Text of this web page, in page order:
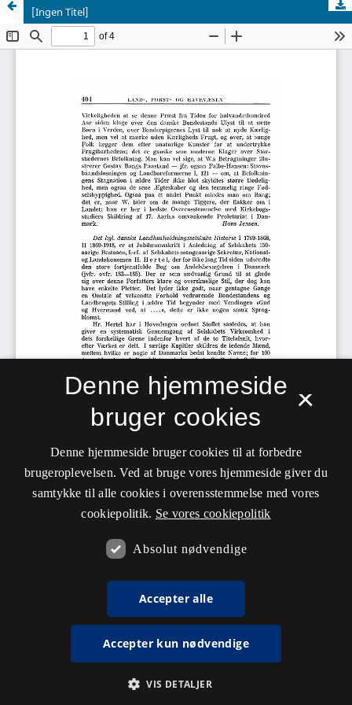
[Ingen Titel]
×
Denne hjemmeside
bruger cookies
Denne hjemmeside bruger cookies til at forbedre
brugeroplevelsen. Ved at bruge vores hjemmeside giver du
samtykke til alle cookies i overensstemmelse med vores
cookiepolitik. Se vores cookiepolitik
Absolut nødvendige
Accepter alle
Accepter kun nødvendige
VIS DETALJER